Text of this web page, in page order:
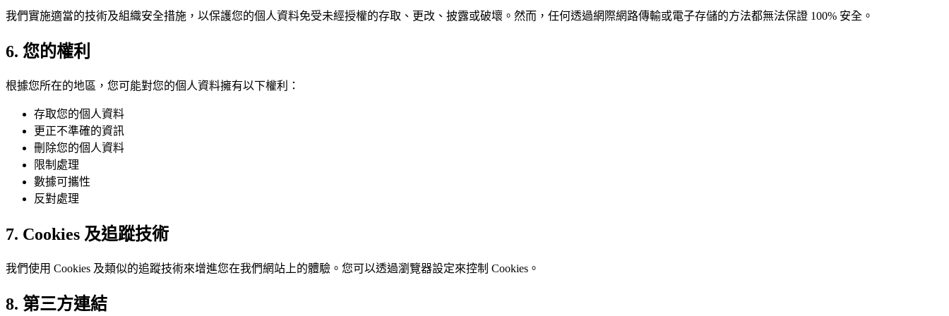
我們實施適當的技術及組織安全措施，以保護您的個人資料免受未經授權的存取、更改、披露或破壞。然而，任何透過網際網路傳輸或電子存儲的方法都無法保證 100% 安全。
6. 您的權利
根據您所在的地區，您可能對您的個人資料擁有以下權利：
存取您的個人資料
更正不準確的資訊
刪除您的個人資料
限制處理
數據可攜性
反對處理
7. Cookies 及追蹤技術
我們使用 Cookies 及類似的追蹤技術來增進您在我們網站上的體驗。您可以透過瀏覽器設定來控制 Cookies。
8. 第三方連結